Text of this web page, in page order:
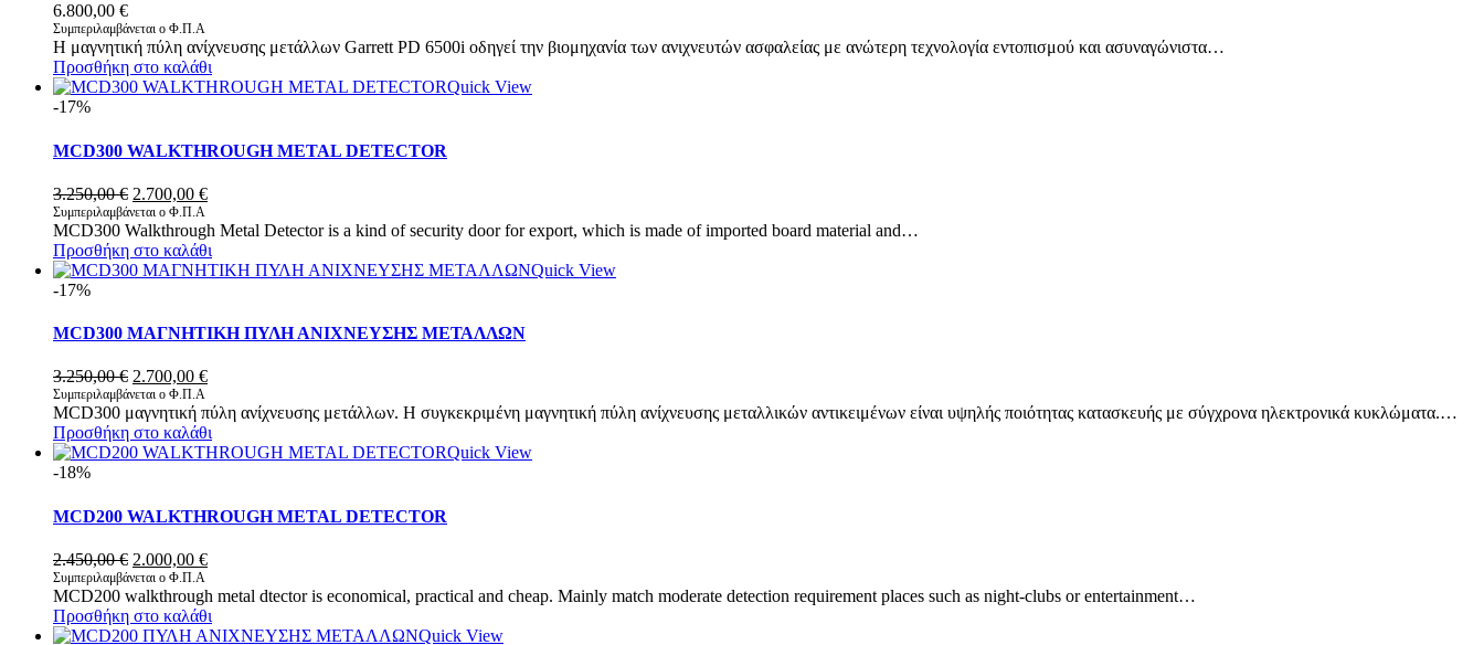
6.800,00 €
Συμπεριλαμβάνεται ο Φ.Π.Α
Η μαγνητική πύλη ανίχνευσης μετάλλων Garrett PD 6500i οδηγεί την βιομηχανία των ανιχνευτών ασφαλείας με ανώτερη τεχνολογία εντοπισμού και ασυναγώνιστα…
Προσθήκη στο καλάθι
Quick View
-17%
MCD300 WALKTHROUGH METAL DETECTOR
3.250,00€ Original
price
was:
3.250,00 €.
2.700,00 €Η
τιμή
είναι:
2.700,00 €.
Συμπεριλαμβάνεται ο Φ.Π.Α
MCD300 Walkthrough Metal Detector is a kind of security door for export, which is made of imported board material and…
Προσθήκη στο καλάθι
Quick View
-17%
MCD300 ΜΑΓΝΗΤΙΚΗ ΠΥΛΗ ΑΝΙΧΝΕΥΣΗΣ ΜΕΤΑΛΛΩΝ
3.250,00€ Original
price
was:
3.250,00 €.
2.700,00 €Η
τιμή
είναι:
2.700,00 €.
Συμπεριλαμβάνεται ο Φ.Π.Α
MCD300 μαγνητική πύλη ανίχνευσης μετάλλων. Η συγκεκριμένη μαγνητική πύλη ανίχνευσης μεταλλικών αντικειμένων είναι υψηλής ποιότητας κατασκευής με σύγχρονα ηλεκτρονικά κυκλώματα.…
Προσθήκη στο καλάθι
Quick View
-18%
MCD200 WALKTHROUGH METAL DETECTOR
2.450,00€ Original
price
was:
2.450,00 €.
2.000,00 €Η
τιμή
είναι:
2.000,00 €.
Συμπεριλαμβάνεται ο Φ.Π.Α
MCD200 walkthrough metal dtector is economical, practical and cheap. Mainly match moderate detection requirement places such as night-clubs or entertainment…
Προσθήκη στο καλάθι
Quick View